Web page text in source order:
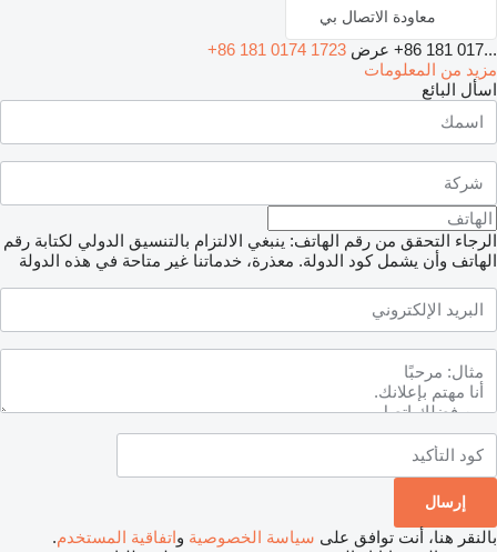
معاودة الاتصال بي
+86 181 017... عرض +86 181 0174 1723
مزيد من المعلومات
اسأل البائع
الرجاء التحقق من رقم الهاتف: ينبغي الالتزام بالتنسيق الدولي لكتابة رقم
الهاتف وأن يشمل كود الدولة. معذرة، خدماتنا غير متاحة في هذه الدولة
بالنقر هنا، أنت توافق على سياسة الخصوصية واتفاقية المستخدم.